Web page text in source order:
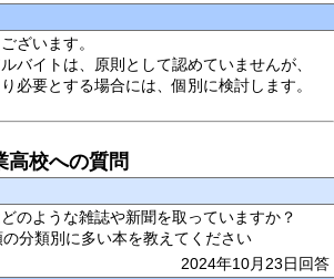
ざいます。
バイトは、原則として認めていませんが、
必要とする場合には、個別に検討します。
高校への質問
のような雑誌や新聞を取っていますか？
分類別に多い本を教えてください
2024年10月23日回答